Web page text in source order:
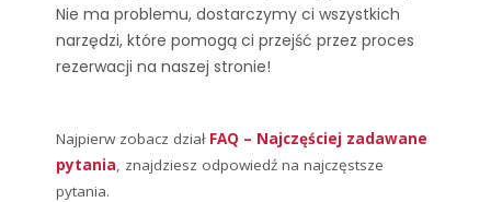
Nie ma problemu, dostarczymy ci wszystkich
narzędzi, które pomogą ci przejść przez proces
rezerwacji na naszej stronie!
Najpierw zobacz dział FAQ – Najczęściej zadawane
pytania, znajdziesz odpowiedź na najczęstsze
pytania.